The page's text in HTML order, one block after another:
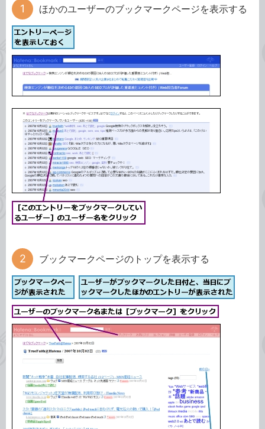
ほかのユーザーのブックマークページを表示する
ブックマークページのトップを表示する